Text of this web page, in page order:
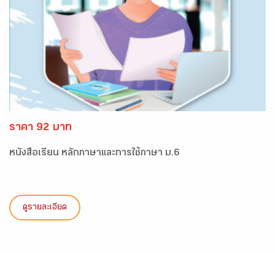
ราคา 92 บาท
หนังสือเรียน หลักภาษาและการใช้ภาษา ม.6
ดูรายละเอียด